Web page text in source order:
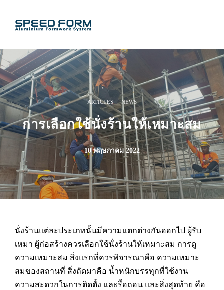
ARTICLES·NEWS
การเลือกใช้นั่งร้านให้เหมาะสม
10 พฤษภาคม 2022
นั่งร้านแต่ละประเภทนั้นมีความแตกต่างกันออกไป ผู้รับ
เหมา ผู้ก่อสร้างควรเลือกใช้นั่งร้านให้เหมาะสม การดู
ความเหมาะสม สิ่งแรกที่ควรพิจารณาคือ ความเหมาะ
สมของสถานที่ สิ่งถัดมาคือ น้ำหนักบรรทุกที่ใช้งาน
ความสะดวกในการติดตั้ง และรื้อถอน และสิ่งสุดท้าย คือ